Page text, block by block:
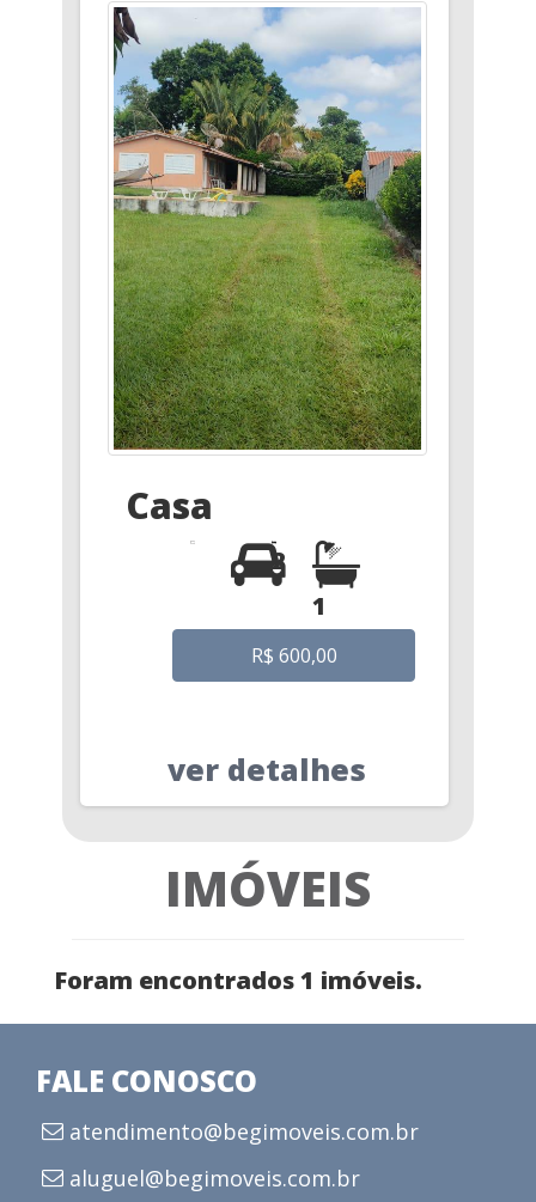
Casa
2
1
R$ 600,00
ver detalhes
IMÓVEIS
Foram encontrados 1 imóveis.
FALE CONOSCO
atendimento@begimoveis.com.br
aluguel@begimoveis.com.br